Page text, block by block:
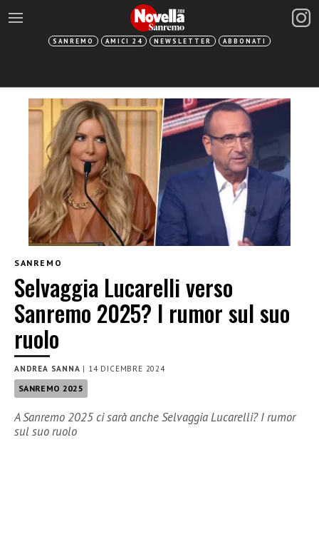
SANREMO AMICI 24 NEWSLETTER ABBONATI
SANREMO
Selvaggia Lucarelli verso
Sanremo 2025? I rumor sul suo
ruolo
ANDREA SANNA | 14 DICEMBRE 2024
SANREMO 2025
A Sanremo 2025 ci sarà anche Selvaggia Lucarelli? I rumor
sul suo ruolo